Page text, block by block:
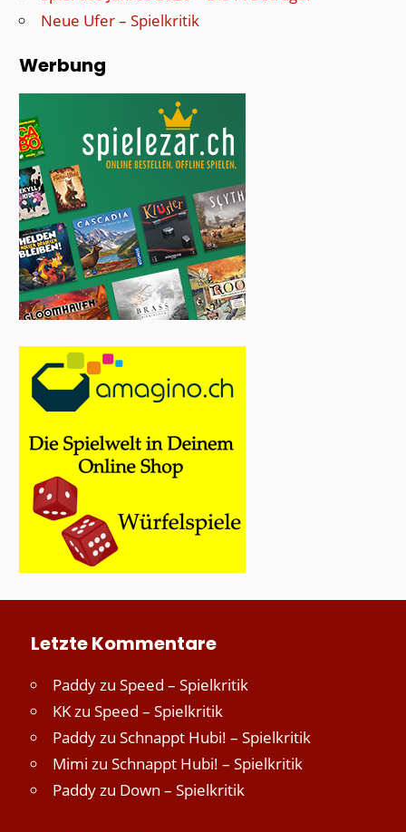
Neue Ufer – Spielkritik
Werbung
Letzte Kommentare
Paddyzu Speed – Spielkritik
KKzu Speed – Spielkritik
Paddyzu Schnappt Hubi! – Spielkritik
Mimi zu Schnappt Hubi! – Spielkritik
Paddyzu Down – Spielkritik